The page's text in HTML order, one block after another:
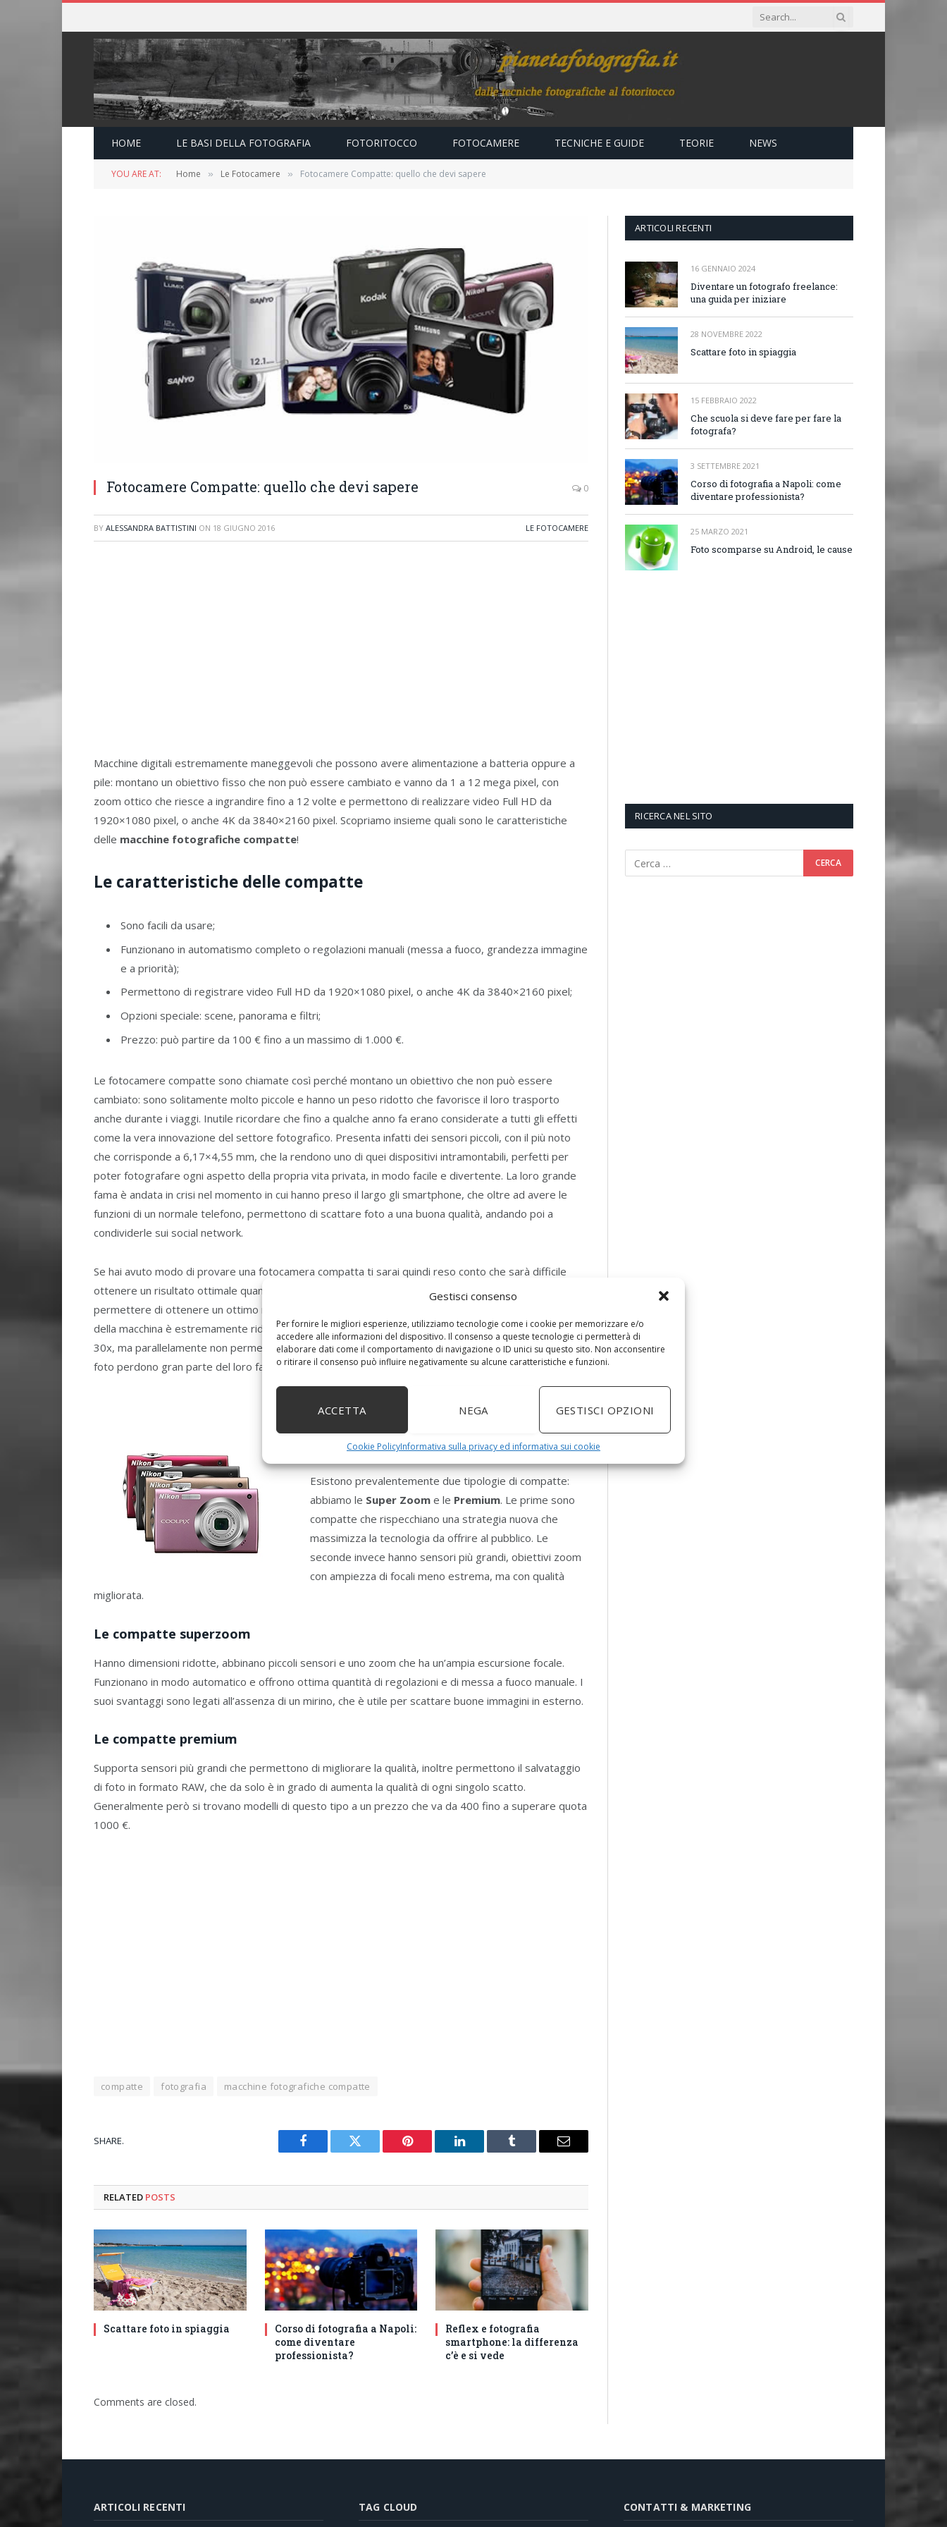
Gestisci consenso
Per fornire le migliori esperienze, utilizziamo tecnologie come i cookie per memorizzare e/o
accedere alle informazioni del dispositivo. Il consenso a queste tecnologie ci permetterà di
elaborare dati come il comportamento di navigazione o ID unici su questo sito. Non acconsentire
o ritirare il consenso può influire negativamente su alcune caratteristiche e funzioni.
ACCETTA NEGA GESTISCI OPZIONI
Cookie PolicyInformativa sulla privacy ed informativa sui cookie
HOME LE BASI DELLA FOTOGRAFIA FOTORITOCCO FOTOCAMERE TECNICHE E GUIDE TEORIE NEWS
YOU ARE AT: Home » Le Fotocamere » Fotocamere Compatte: quello che devi sapere
Fotocamere Compatte: quello che devi sapere 0
BY ALESSANDRA BATTISTINI ON 18 GIUGNO 2016 LE FOTOCAMERE
Macchine digitali estremamente maneggevoli che possono avere alimentazione a batteria oppure a
pile: montano un obiettivo fisso che non può essere cambiato e vanno da 1 a 12 mega pixel, con
zoom ottico che riesce a ingrandire fino a 12 volte e permettono di realizzare video Full HD da
1920×1080 pixel, o anche 4K da 3840×2160 pixel. Scopriamo insieme quali sono le caratteristiche
delle macchine fotografiche compatte!
Le caratteristiche delle compatte
Sono facili da usare;
Funzionano in automatismo completo o regolazioni manuali (messa a fuoco, grandezza immagine
e a priorità);
Permettono di registrare video Full HD da 1920×1080 pixel, o anche 4K da 3840×2160 pixel;
Opzioni speciale: scene, panorama e filtri;
Prezzo: può partire da 100 € fino a un massimo di 1.000 €.
Le fotocamere compatte sono chiamate così perché montano un obiettivo che non può essere
cambiato: sono solitamente molto piccole e hanno un peso ridotto che favorisce il loro trasporto
anche durante i viaggi. Inutile ricordare che fino a qualche anno fa erano considerate a tutti gli effetti
come la vera innovazione del settore fotografico. Presenta infatti dei sensori piccoli, con il più noto
che corrisponde a 6,17×4,55 mm, che la rendono uno di quei dispositivi intramontabili, perfetti per
poter fotografare ogni aspetto della propria vita privata, in modo facile e divertente. La loro grande
fama è andata in crisi nel momento in cui hanno preso il largo gli smartphone, che oltre ad avere le
funzioni di un normale telefono, permettono di scattare foto a una buona qualità, andando poi a
condividerle sui social network.
Se hai avuto modo di provare una fotocamera compatta ti sarai quindi reso conto che sarà difficile
ottenere un risultato ottimale quando si scatta una foto: i sensori infatti sono così piccoli da non
permettere di ottenere un ottimo rapporto tra segnale e rumore, senza contare che la sensibilità
della macchina è estremamente ridotta. Va detto che hanno anche una vasta possibilità di zoom, fino a
30x, ma parallelamente non permettono di garantire massima nitidezza. E senza nitidezza le nostre
foto perdono gran parte del loro fascino.
Le diverse tipologie di compatte
Esistono prevalentemente due tipologie di compatte:
abbiamo le Super Zoom e le Premium. Le prime sono
compatte che rispecchiano una strategia nuova che
massimizza la tecnologia da offrire al pubblico. Le
seconde invece hanno sensori più grandi, obiettivi zoom
con ampiezza di focali meno estrema, ma con qualità
migliorata.
Le compatte superzoom
Hanno dimensioni ridotte, abbinano piccoli sensori e uno zoom che ha un’ampia escursione focale.
Funzionano in modo automatico e offrono ottima quantità di regolazioni e di messa a fuoco manuale. I
suoi svantaggi sono legati all’assenza di un mirino, che è utile per scattare buone immagini in esterno.
Le compatte premium
Supporta sensori più grandi che permettono di migliorare la qualità, inoltre permettono il salvataggio
di foto in formato RAW, che da solo è in grado di aumenta la qualità di ogni singolo scatto.
Generalmente però si trovano modelli di questo tipo a un prezzo che va da 400 fino a superare quota
1000 €.
compatte fotografia macchine fotografiche compatte
SHARE.
Facebook Twitter Pinterest LinkedIn Tumblr Email
RELATED POSTS
Scattare foto in spiaggia
Corso di fotografia a Napoli:
come diventare
professionista?
Reflex e fotografia
smartphone: la differenza
c’è e si vede
Comments are closed.
ARTICOLI RECENTI
16 GENNAIO 2024
Diventare un fotografo freelance:
una guida per iniziare
28 NOVEMBRE 2022
Scattare foto in spiaggia
15 FEBBRAIO 2022
Che scuola si deve fare per fare la
fotografa?
3 SETTEMBRE 2021
Corso di fotografia a Napoli: come
diventare professionista?
25 MARZO 2021
Foto scomparse su Android, le cause
RICERCA NEL SITO
ARTICOLI RECENTI TAG CLOUD CONTATTI & MARKETING